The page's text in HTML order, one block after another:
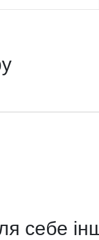
себе